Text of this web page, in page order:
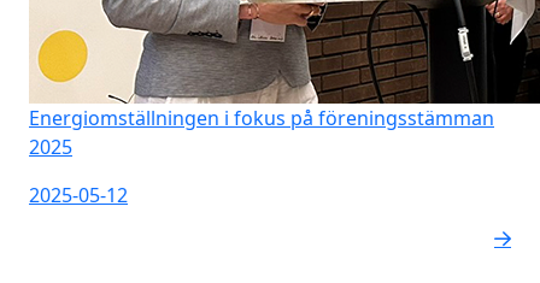
Energiomställningen i fokus på föreningsstämman
2025
2025-05-12